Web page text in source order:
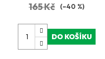
165 Kč (–40 %)
DO KOŠÍKU